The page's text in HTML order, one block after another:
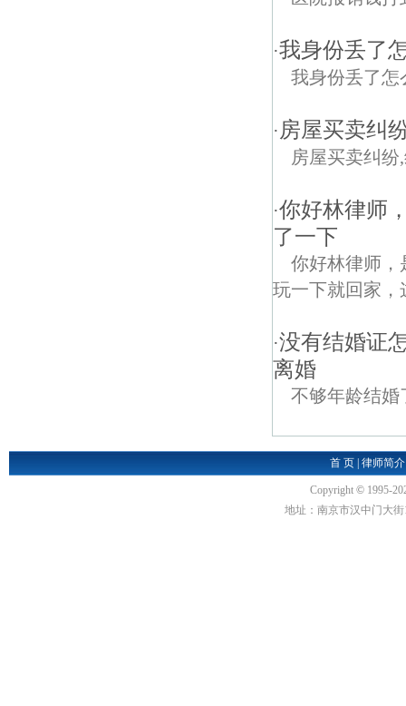
·我身份丢了
我身份丢了怎
· 房屋买卖纠
房屋买卖纠纷
·你好林律师
了一下
你好林律师，
玩一下就回家，
·没有结婚证
离婚
不够年龄结婚
首 页 |律师简介
Copyright © 1995-
地址：南京市汉中门大街